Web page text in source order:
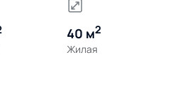
40 м2
Жилая